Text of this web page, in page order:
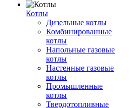
Котлы
Дизельные котлы
Комбинированные
котлы
Напольные газовые
котлы
Настенные газовые
котлы
Промышленные
котлы
Твердотопливные